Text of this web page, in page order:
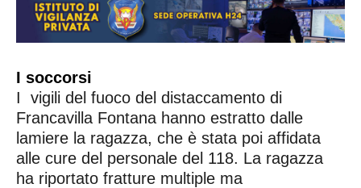
I soccorsi
I vigili del fuoco del distaccamento di
Francavilla Fontana hanno estratto dalle
lamiere la ragazza, che è stata poi affidata
alle cure del personale del 118. La ragazza
ha riportato fratture multiple ma